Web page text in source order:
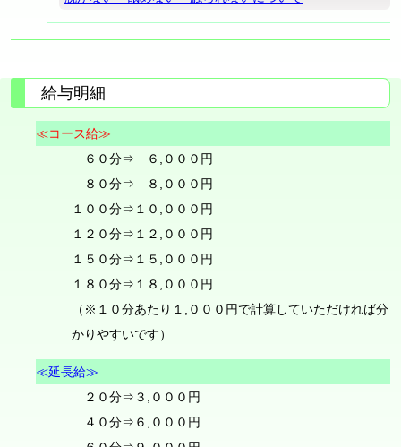
給与明細
≪コース給≫
６０分⇒ ６,０００円
８０分⇒ ８,０００円
１００分⇒１０,０００円
１２０分⇒１２,０００円
１５０分⇒１５,０００円
１８０分⇒１８,０００円
（※１０分あたり１,０００円で計算していただければ分
かりやすいです）
≪延長給≫
２０分⇒３,０００円
４０分⇒６,０００円